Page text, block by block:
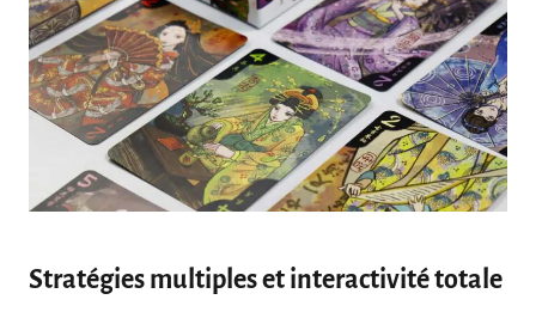
Stratégies multiples et interactivité totale